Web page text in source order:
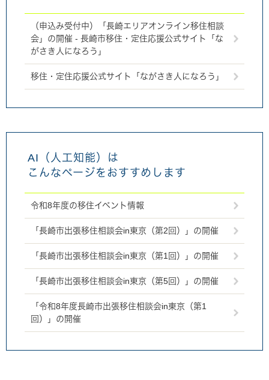
（申込み受付中）「長崎エリアオンライン移住相談
会」の開催 - 長崎市移住・定住応援公式サイト「な
がさき人になろう」
移住・定住応援公式サイト「ながさき人になろう」
AI（人工知能）は
こんなページをおすすめします
令和8年度の移住イベント情報
「長崎市出張移住相談会in東京（第2回）」の開催
「長崎市出張移住相談会in東京（第1回）」の開催
「長崎市出張移住相談会in東京（第5回）」の開催
「令和8年度長崎市出張移住相談会in東京（第1
回）」の開催